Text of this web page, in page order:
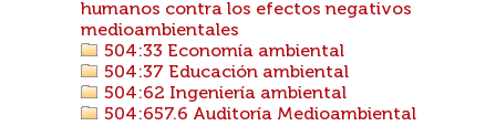
humanos contra los efectos negativos
medioambientales
504:33 Economía ambiental
504:37 Educación ambiental
504:62 Ingeniería ambiental
504:657.6 Auditoría Medioambiental